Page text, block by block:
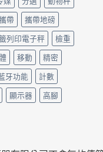
帶
攜帶地磅
列印電子秤
檢重
移動
精密
牙功能
計數
顯示器 高腳